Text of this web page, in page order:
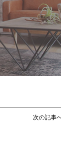
次の記事